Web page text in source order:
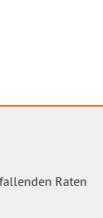
Raten